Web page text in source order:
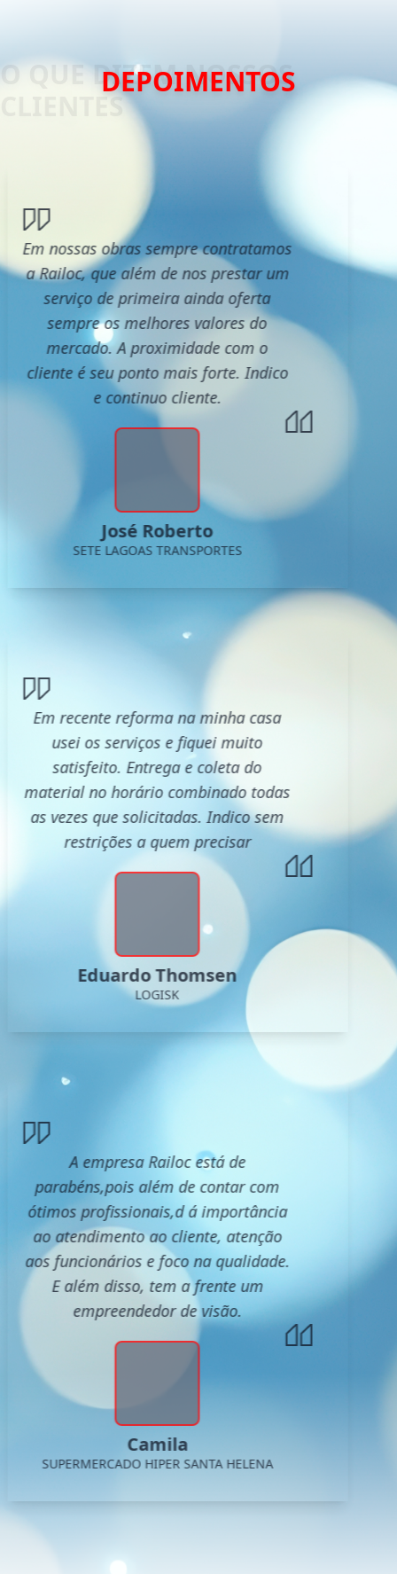
DEPOIMENTOS
Em nossas obras sempre contratamos
a Railoc, que além de nos prestar um
serviço de primeira ainda oferta
sempre os melhores valores do
mercado. A proximidade com o
cliente é seu ponto mais forte. Indico
e continuo cliente.
José Roberto
SETE LAGOAS TRANSPORTES
Em recente reforma na minha casa
usei os serviços e fiquei muito
satisfeito. Entrega e coleta do
material no horário combinado todas
as vezes que solicitadas. Indico sem
restrições a quem precisar
Eduardo Thomsen
LOGISK
A empresa Railoc está de
parabéns,pois além de contar com
ótimos profissionais,d á importância
ao atendimento ao cliente, atenção
aos funcionários e foco na qualidade.
E além disso, tem a frente um
empreendedor de visão.
Camila
SUPERMERCADO HIPER SANTA HELENA